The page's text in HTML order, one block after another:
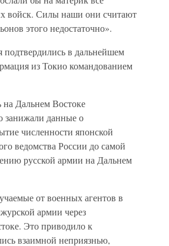
войск. Силы наши они считают
этого недостаточно».
в дальнейшем
из Токио командованием
на Дальнем Востоке
занижали данные о
численности японской
ведомства России до самой
русской армии на Дальнем
от военных агентов в
армии через
Это приводило к
взаимной неприязнью,